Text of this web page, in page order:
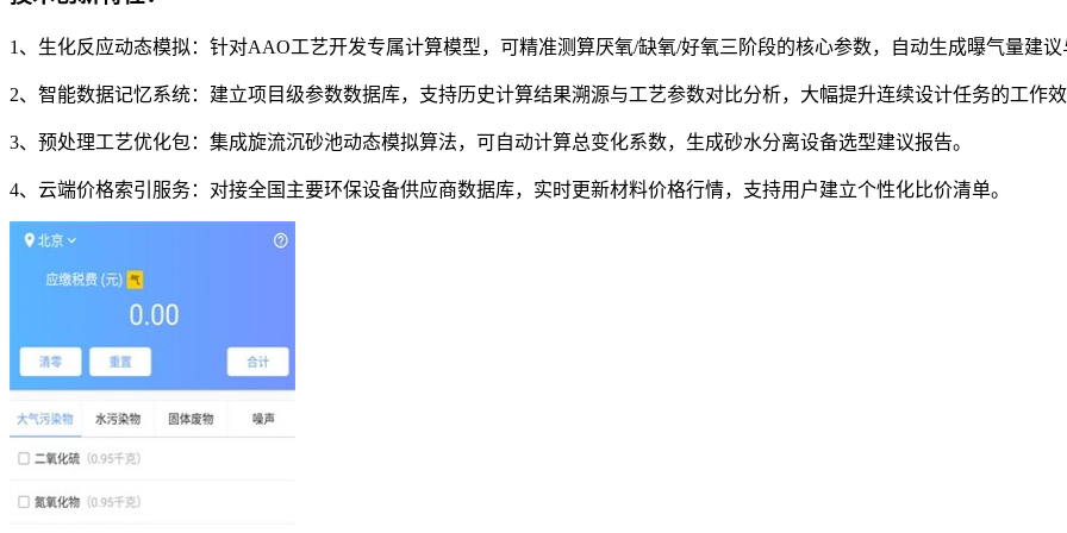
1、生化反应动态模拟：针对AAO工艺开发专属计算模型，可精准测算厌氧/缺氧/好氧三阶段的核心参数，自动生成曝气量建议
2、智能数据记忆系统：建立项目级参数数据库，支持历史计算结果溯源与工艺参数对比分析，大幅提升连续设计任务的工作效
3、预处理工艺优化包：集成旋流沉砂池动态模拟算法，可自动计算总变化系数，生成砂水分离设备选型建议报告。
4、云端价格索引服务：对接全国主要环保设备供应商数据库，实时更新材料价格行情，支持用户建立个性化比价清单。